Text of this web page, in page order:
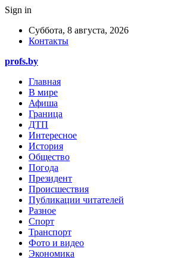
Sign in
Суббота, 8 августа, 2026
Контакты
profs.by
Главная
В мире
Афиша
Граница
ДТП
Интересное
История
Общество
Погода
Президент
Происшествия
Публикации читателей
Разное
Спорт
Транспорт
Фото и видео
Экономика